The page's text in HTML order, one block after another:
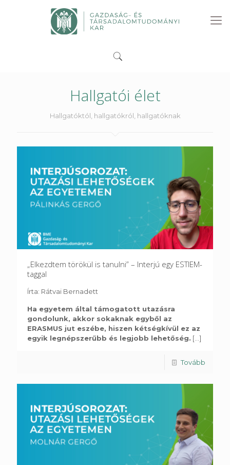
Hallgatói élet
Hallgatóktól, hallgatókról, hallgatóknak
„Elkezdtem törökül is tanulni” – Interjú egy ESTIEM-
taggal
Írta: Rátvai Bernadett
Ha egyetem által támogatott utazásra
gondolunk, akkor sokaknak egyből az
ERASMUS jut eszébe, hiszen kétségkívül ez az
egyik legnépszerűbb és legjobb lehetőség. [...]
Tovább